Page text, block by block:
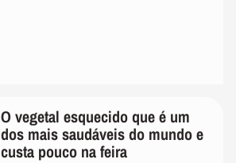
O vegetal esquecido que é um
dos mais saudáveis do mundo e
custa pouco na feira